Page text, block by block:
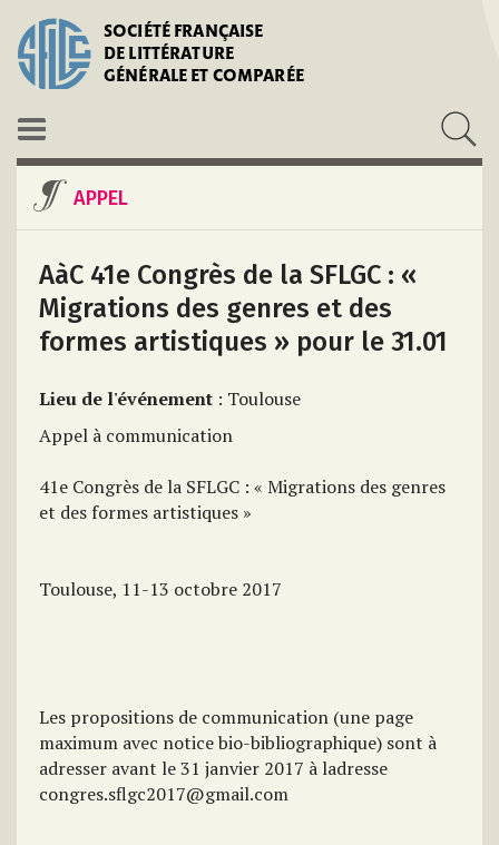
SOCIÉTÉ FRANÇAISE
DE LITTÉRATURE
GÉNÉRALE ET COMPARÉE
APPEL
AàC 41e Congrès de la SFLGC : «
Migrations des genres et des
formes artistiques » pour le 31.01
Lieu de l'événement : Toulouse
Appel à communication
41e Congrès de la SFLGC : « Migrations des genres
et des formes artistiques »
Toulouse, 11-13 octobre 2017
Les propositions de communication (une page
maximum avec notice bio-bibliographique) sont à
adresser avant le 31 janvier 2017 à ladresse
congres.sflgc2017@gmail.com